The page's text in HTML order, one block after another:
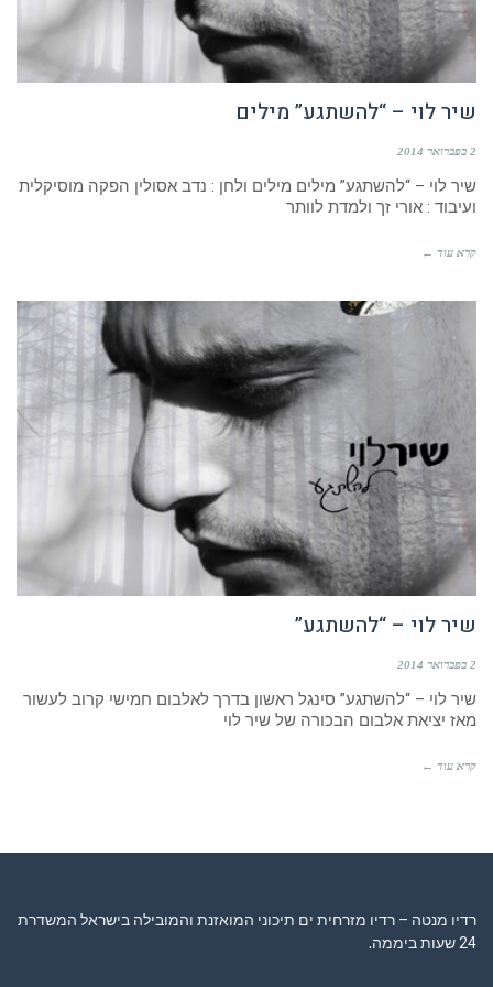
שיר לוי – “להשתגע” מילים
2 בפברואר 2014
שיר לוי – “להשתגע” מילים מילים ולחן : נדב אסולין הפקה מוסיקלית
ועיבוד : אורי זך ולמדת לוותר
קרא עוד ←
שיר לוי – “להשתגע”
2 בפברואר 2014
שיר לוי – “להשתגע” סינגל ראשון בדרך לאלבום חמישי קרוב לעשור
מאז יציאת אלבום הבכורה של שיר לוי
קרא עוד ←
רדיו מנטה – רדיו מזרחית ים תיכוני המואזנת והמובילה בישראל המשדרת
24 שעות ביממה,